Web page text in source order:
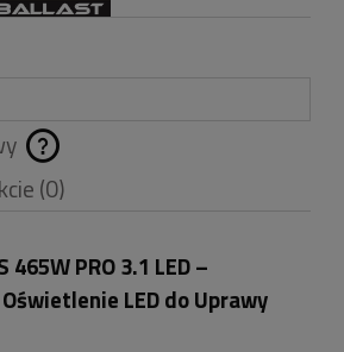
kosztów
(0)
465W PRO 3.1 LED –
LED do Uprawy